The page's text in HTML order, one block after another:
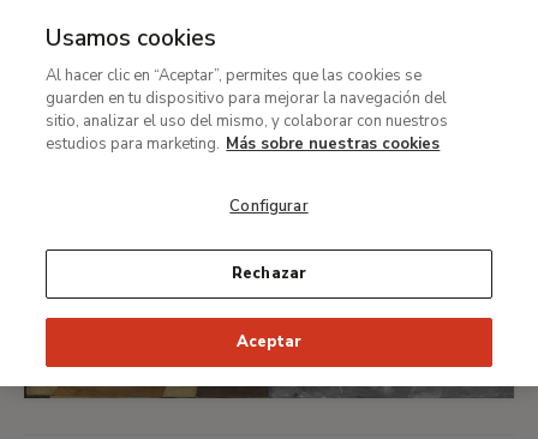
Rest-GALERIA-Imagen-
Radiográfica
Usamos cookies
Al hacer clic en “Aceptar”, permites que las cookies se
guarden en tu dispositivo para mejorar la navegación del
sitio, analizar el uso del mismo, y colaborar con nuestros
estudios para marketing. Más sobre nuestras cookies
Configurar
Rechazar
Aceptar